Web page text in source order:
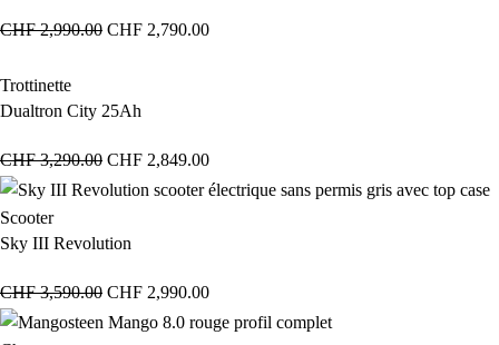
CHF2,990.00 CHF 2,790.00
Trottinette
Dualtron City 25Ah
CHF3,290.00 CHF 2,849.00
Scooter
Sky III Revolution
CHF3,590.00 CHF 2,990.00